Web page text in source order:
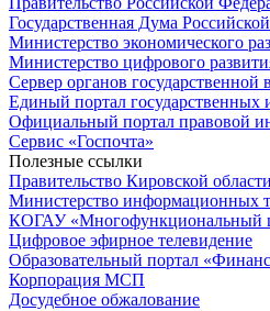
Государственная Дума
Министерство экономического
Министерство цифрового
Сервер органов государственной
Единый портал
Официальный портал правовой
Cервис «Госпочта»
Полезные ссылки
Правительство Кировской области
Министерство информационных
КОГАУ «Многофункциональный
Цифровое эфирное телевидение
Образовательный портал
Корпорация МСП
Досудебное обжалование